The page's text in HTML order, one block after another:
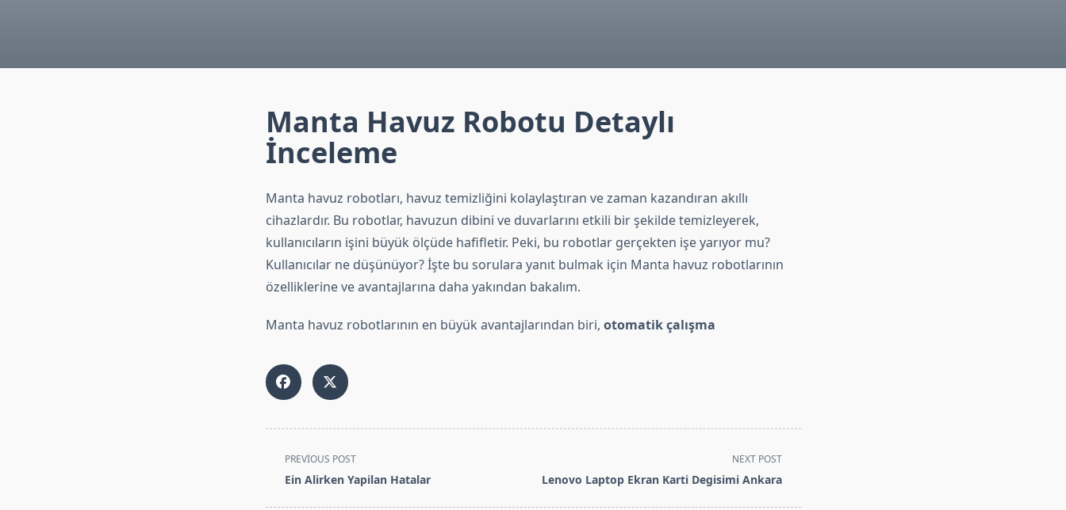
Manta Havuz Robotu Detaylı
İnceleme
Manta havuz robotları, havuz temizliğini kolaylaştıran ve zaman kazandıran akıllı
cihazlardır. Bu robotlar, havuzun dibini ve duvarlarını etkili bir şekilde temizleyerek,
kullanıcıların işini büyük ölçüde hafifletir. Peki, bu robotlar gerçekten işe yarıyor mu?
Kullanıcılar ne düşünüyor? İşte bu sorulara yanıt bulmak için Manta havuz robotlarının
özelliklerine ve avantajlarına daha yakından bakalım.
Manta havuz robotlarının en büyük avantajlarından biri, otomatik çalışma
<span
class="nav-
PREVIOUS POST
Ein Alirken Yapilan Hatalar
NEXT POST
Lenovo Laptop Ekran Karti Degisimi Ankara